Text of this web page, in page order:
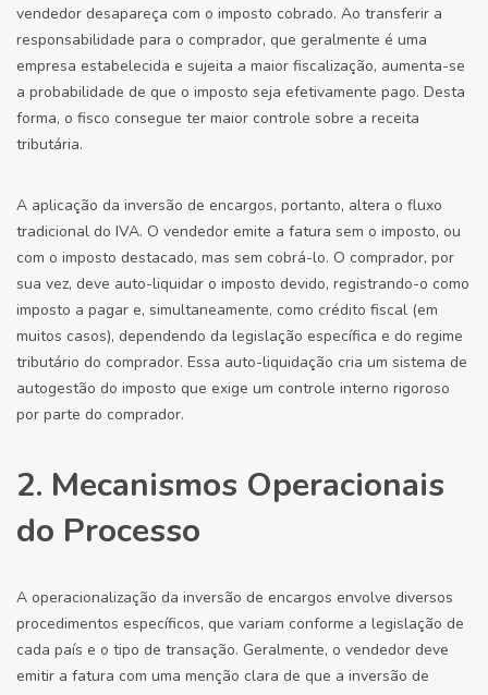
vendedor desapareça com o imposto cobrado. Ao transferir a
responsabilidade para o comprador, que geralmente é uma
empresa estabelecida e sujeita a maior fiscalização, aumenta-se
a probabilidade de que o imposto seja efetivamente pago. Desta
forma, o fisco consegue ter maior controle sobre a receita
tributária.
A aplicação da inversão de encargos, portanto, altera o fluxo
tradicional do IVA. O vendedor emite a fatura sem o imposto, ou
com o imposto destacado, mas sem cobrá-lo. O comprador, por
sua vez, deve auto-liquidar o imposto devido, registrando-o como
imposto a pagar e, simultaneamente, como crédito fiscal (em
muitos casos), dependendo da legislação específica e do regime
tributário do comprador. Essa auto-liquidação cria um sistema de
autogestão do imposto que exige um controle interno rigoroso
por parte do comprador.
2. Mecanismos Operacionais
do Processo
A operacionalização da inversão de encargos envolve diversos
procedimentos específicos, que variam conforme a legislação de
cada país e o tipo de transação. Geralmente, o vendedor deve
emitir a fatura com uma menção clara de que a inversão de